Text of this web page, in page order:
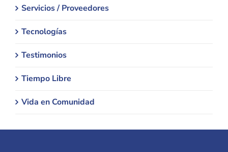
Servicios / Proveedores
Tecnologías
Testimonios
Tiempo Libre
Vida en Comunidad